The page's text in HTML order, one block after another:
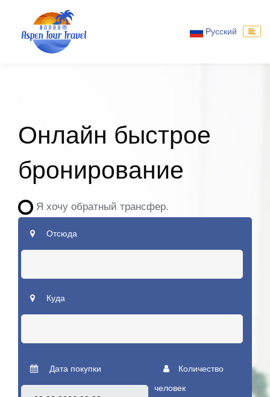
Русский
Онлайн быстрое
бронирование
Я хочу обратный трансфер.
Отсюда
Куда
Дата покупки
Количество
человек